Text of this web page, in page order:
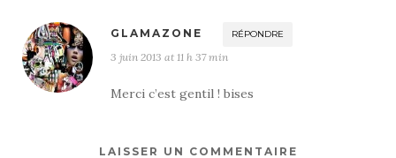
GLAMAZONE RÉPONDRE
3 juin 2013 at 11 h 37 min
Merci c’est gentil ! bises
LAISSER UN COMMENTAIRE